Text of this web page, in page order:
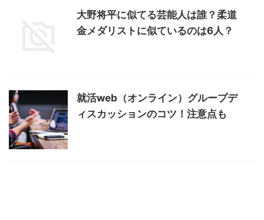
大野将平に似てる芸能人は誰？柔道
金メダリストに似ているのは6人？
就活web（オンライン）グループデ
ィスカッションのコツ！注意点も